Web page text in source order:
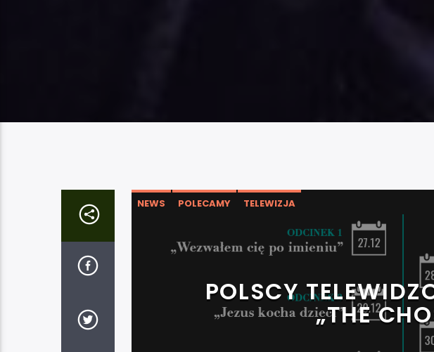
NEWS POLECAMY TELEWIZJA
POLSCY
„THE